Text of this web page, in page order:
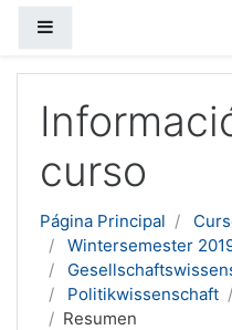
curso
Página Principal
Wintersemester
Politikwissenschaft
Resumen